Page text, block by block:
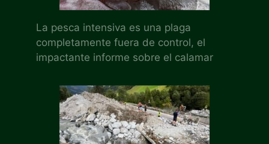
La pesca intensiva es una plaga
completamente fuera de control, el
impactante informe sobre el calamar